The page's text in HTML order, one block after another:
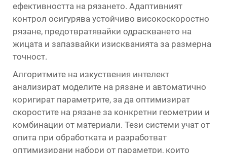
ефективността на рязането. Адаптивният
контрол осигурява устойчиво високоскоростно
рязане, предотвратявайки одраскването на
жицата и запазвайки изискванията за размерна
точност.
Алгоритмите на изкуствения интелект
анализират моделите на рязане и автоматично
коригират параметрите, за да оптимизират
скоростите на рязане за конкретни геометрии и
комбинации от материали. Тези системи учат от
опита при обработката и разработват
оптимизирани набори от параметри, които